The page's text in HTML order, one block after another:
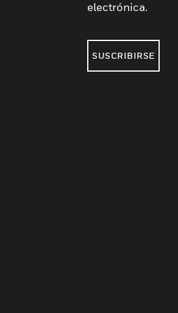
electrónica.
SUSCRIBIRSE